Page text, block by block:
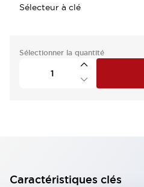
Sélecteur à clé
Sélectionner la quantité
Caractéristiques clés